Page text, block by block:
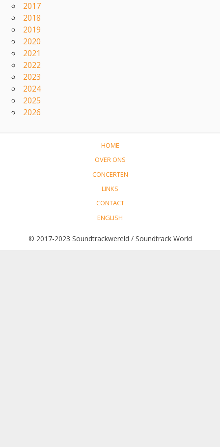
2017
2018
2019
2020
2021
2022
2023
2024
2025
2026
HOME
OVER ONS
CONCERTEN
LINKS
CONTACT
ENGLISH
© 2017-2023 Soundtrackwereld / Soundtrack World